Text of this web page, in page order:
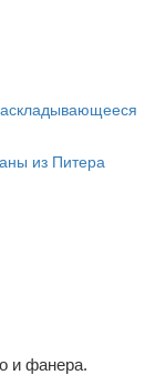
и фанера.